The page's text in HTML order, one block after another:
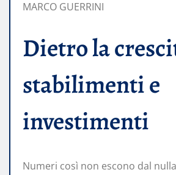
MARCO GUERRINI
Dietro la
stabilimenti e
investimenti
Numeri così non escono dal